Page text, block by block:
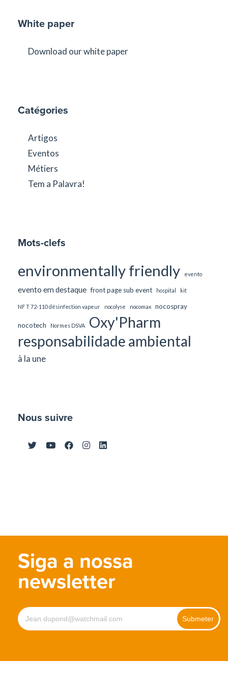
White paper
Download our white paper
Catégories
Artigos
Eventos
Métiers
Tem a Palavra!
Mots-clefs
environmentally friendly evento
evento em destaque front page sub event hospital kit
NF T 72-110 désinfection vapeur nocolyse nocomax nocospray
nocotech Normes DSVA
Oxy'Pharm
responsabilidade ambiental
à la une
Nous suivre
Siga a nossa
newsletter